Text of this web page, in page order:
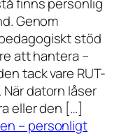
finns personlig
Genom
stöd
att hantera –
tack vare RUT-
datorn låser
eller den […]
– personligt